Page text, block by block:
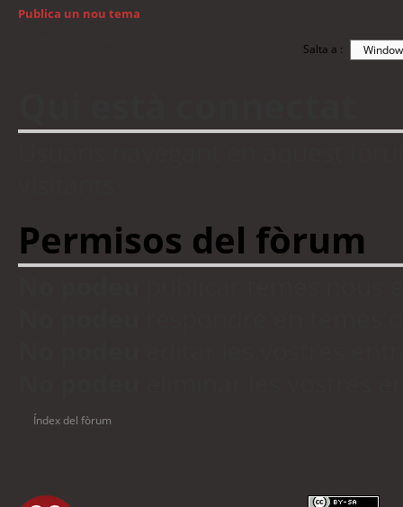
Publica un nou tema
Salta a :
Permisos del fòrum
Índex del fòrum